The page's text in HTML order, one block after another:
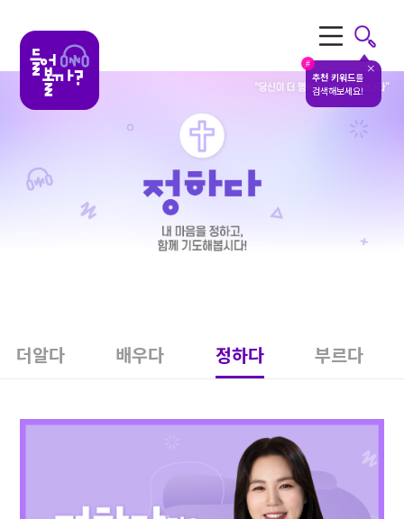
#
추천 키워드를
검색해보세요!
더알다 배우다 정하다 부르다